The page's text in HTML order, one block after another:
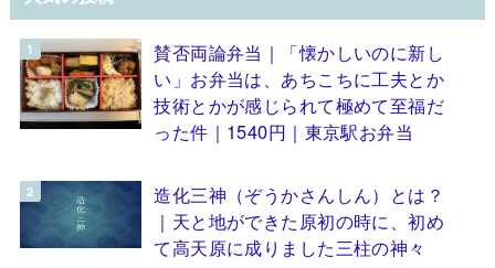
賛否両論弁当｜「懐かしいのに新し
い」お弁当は、あちこちに工夫とか
技術とかが感じられて極めて至福だ
った件｜1540円｜東京駅お弁当
造化三神（ぞうかさんしん）とは？
｜天と地ができた原初の時に、初め
て高天原に成りました三柱の神々